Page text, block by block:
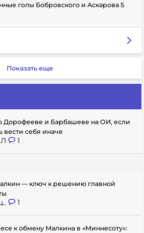
голы Бобровского и Аскарова 5
Показать еще
Дорофееве и Барбашеве на ОИ, если
вести себя иначе
1
— ключ к решению главной
1
к обмену Малкина в «Миннесоту»: